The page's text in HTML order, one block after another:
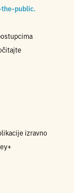
public.
izravno